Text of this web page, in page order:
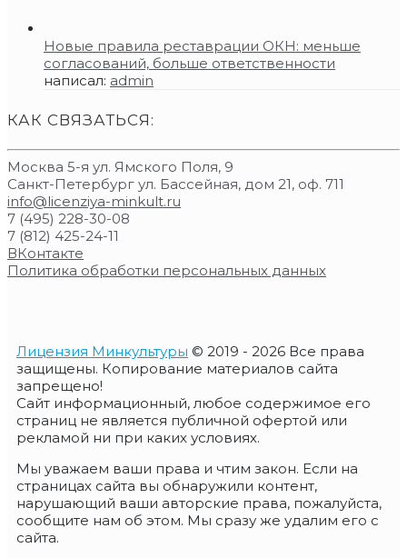
Новые правила реставрации ОКН: меньше
согласований, больше ответственности
написал: admin
КАК СВЯЗАТЬСЯ:
Москва 5-я ул. Ямского Поля, 9
Санкт-Петербург ул. Бассейная, дом 21, оф. 711
info@licenziya-minkult.ru
7 (495) 228-30-08
7 (812) 425-24-11
ВКонтакте
Политика обработки персональных данных
Лицензия Минкультуры © 2019 - 2026 Все права
защищены. Копирование материалов сайта
запрещено!
Сайт информационный, любое содержимое его
страниц не является публичной офертой или
рекламой ни при каких условиях.
Мы уважаем ваши права и чтим закон. Если на
страницах сайта вы обнаружили контент,
нарушающий ваши авторские права, пожалуйста,
сообщите нам об этом. Мы сразу же удалим его с
сайта.